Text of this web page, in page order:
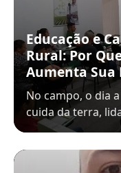
Educação e
Rural: Por
Aumenta Sua
No campo, o dia
cuida da terra,